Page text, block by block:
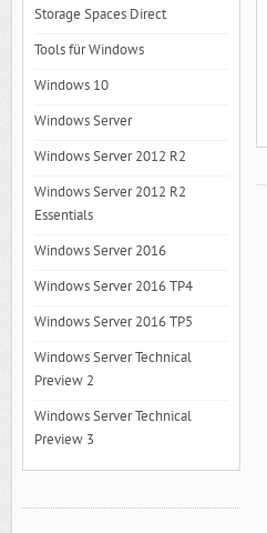
Storage Spaces Direct
Tools für Windows
Windows 10
Windows Server
Windows Server 2012 R2
Windows Server 2012 R2
Essentials
Windows Server 2016
Windows Server 2016 TP4
Windows Server 2016 TP5
Windows Server Technical
Preview 2
Windows Server Technical
Preview 3